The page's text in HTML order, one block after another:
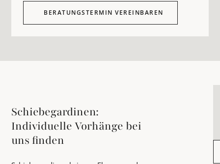
BERATUNGSTERMIN VEREINBAREN
Schiebegardinen:
Individuelle Vorhänge bei
uns finden